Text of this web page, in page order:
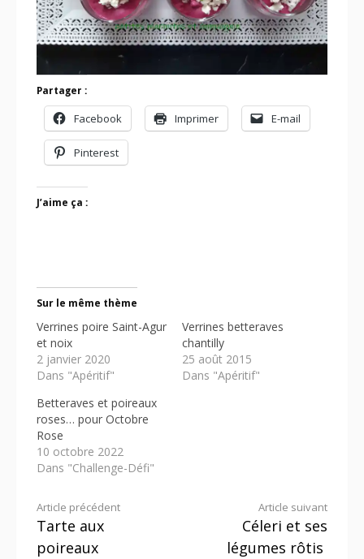
Partager :
Facebook Imprimer E-mail
Pinterest
J’aime ça :
Sur le même thème
Verrines poire Saint-Agur
et noix
2 janvier 2020
Dans "Apéritif"
Verrines betteraves
chantilly
25 août 2015
Dans "Apéritif"
Betteraves et poireaux
roses… pour Octobre
Rose
10 octobre 2022
Dans "Challenge-Défi"
Lire
la
Article précédent
Tarte aux
poireaux
Article suivant
Céleri et ses
légumes rôtis